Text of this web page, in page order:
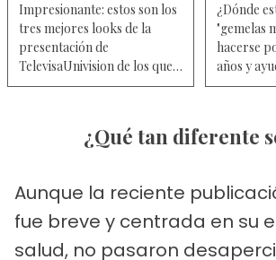
Impresionante: estos son los
tres mejores looks de la
presentación de
TelevisaUnivision de los que
hablan los usuarios – FOTOS
¿Dónde
"gemelas
hacerse
años y
papá?
¿Qué tan diferente
Aunque la reciente
fue breve y centrada en su
salud, no pasaron